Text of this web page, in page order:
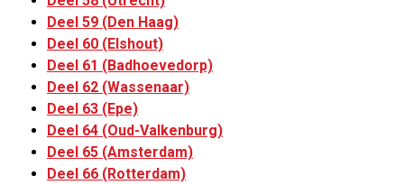
Deel 59 (Den Haag)
Deel 60 (Elshout)
Deel 61 (Badhoevedorp)
Deel 62 (Wassenaar)
Deel 63 (Epe)
Deel 64 (Oud-Valkenburg)
Deel 65 (Amsterdam)
Deel 66 (Rotterdam)